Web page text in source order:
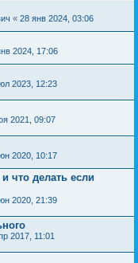
« 28 янв 2024, 03:06
2024, 17:06
2023, 12:23
2021, 09:07
2020, 10:17
что делать если
2020, 21:39
2017, 11:01